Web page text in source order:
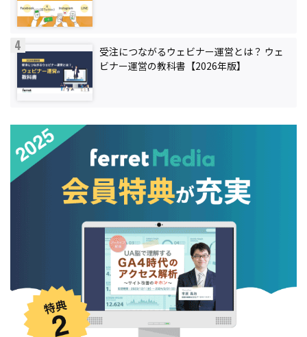
受注につながるウェビナー運営とは？ ウェ
ビナー運営の教科書【2026年版】